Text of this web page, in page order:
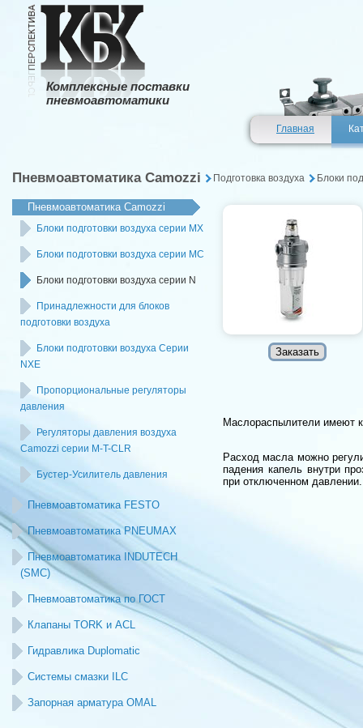
Комплексные поставки
пневмоавтоматики
Главная
Пневмоавтоматика Camozzi Подготовка воздуха Блоки
Пневмоавтоматика Camozzi
Блоки подготовки воздуха серии MX
Блоки подготовки воздуха серии MC
Блоки подготовки воздуха серии N
Принадлежности для блоков
подготовки воздуха
Блоки подготовки воздуха Серии
NXE
Пропорциональные регуляторы
давления
Регуляторы давления воздуха
Camozzi серии M-T-CLR
Бустер-Усилитель давления
Пневмоавтоматика FESTO
Пневмоавтоматика PNEUMAX
Пневмоавтоматика INDUTECH
(SMC)
Пневмоавтоматика по ГОСТ
Клапаны TORK и ACL
Гидравлика Duplomatic
Системы смазки ILC
Запорная арматура OMAL
Маслораспылители имеют
Расход масла можно
падения капель внутри
при отключенном давлении.